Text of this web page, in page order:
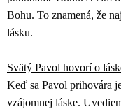
Bohu. To znamená, že
lásku.
Svätý Pavol hovorí o
Keď sa Pavol prihovára
vzájomnej láske.